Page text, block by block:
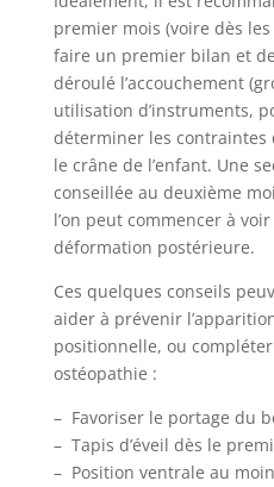
premier mois (voire dès
faire un premier bilan et
déroulé l’accouchement
utilisation d’instruments,
déterminer les contraintes
le crâne de l’enfant. Une
conseillée au deuxième
l’on peut commencer à
déformation postérieure.
Ces quelques conseils
aider à prévenir
positionnelle, ou
ostéopathie :
– Favoriser le portage du
– Tapis d’éveil dès le
– Position ventrale au